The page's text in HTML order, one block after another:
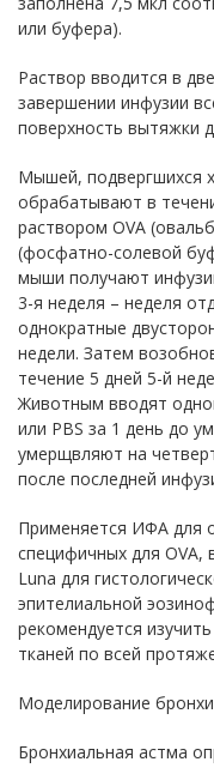
или буфера).
Раствор вводится в
завершении инфузии
поверхность вытяжки
Мышей, подвергшихся
обрабатывают в
раствором OVA
(фосфатно-солевой
мыши получают
3-я неделя – неделя
однократные
недели. Затем
течение 5 дней 5-й
Животным вводят
или PBS за 1 день до
умерщвляют на
после последней
Применяется ИФА для
специфичных для OVA,
Luna для
эпителиальной
рекомендуется
тканей по всей
Моделирование
Бронхиальная астма